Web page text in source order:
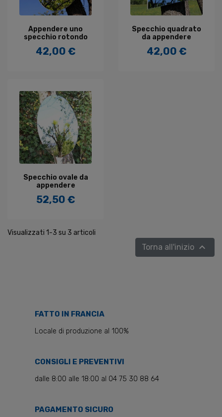
Appendere uno
specchio rotondo
Prezzo
42,00 €
Specchio quadrato
da appendere
Prezzo
42,00 €
Specchio ovale da
appendere
Prezzo
52,50 €
Visualizzati 1-3 su 3 articoli
Torna all'inizio 
FATTO IN FRANCIA
Locale di produzione al 100%
CONSIGLI E PREVENTIVI
dalle 8:00 alle 18:00 al 04 75 30 88 64
PAGAMENTO SICURO